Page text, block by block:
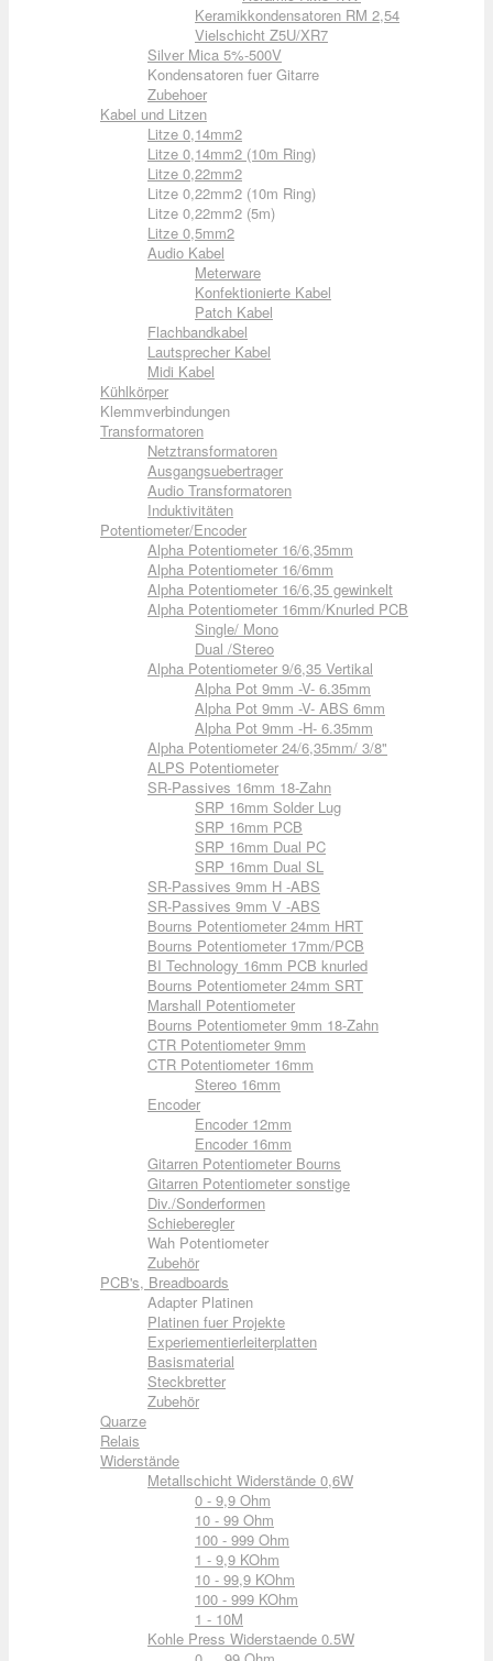
Keramikkondensatoren RM 2,54
Vielschicht Z5U/XR7
Silver Mica 5%-500V
Kondensatoren fuer Gitarre
Zubehoer
Kabel und Litzen
Litze 0,14mm2
Litze 0,14mm2 (10m Ring)
Litze 0,22mm2
Litze 0,22mm2 (10m Ring)
Litze 0,22mm2 (5m)
Litze 0,5mm2
Audio Kabel
Meterware
Konfektionierte Kabel
Patch Kabel
Flachbandkabel
Lautsprecher Kabel
Midi Kabel
Kühlkörper
Klemmverbindungen
Transformatoren
Netztransformatoren
Ausgangsuebertrager
Audio Transformatoren
Induktivitäten
Potentiometer/Encoder
Alpha Potentiometer 16/6,35mm
Alpha Potentiometer 16/6mm
Alpha Potentiometer 16/6,35 gewinkelt
Alpha Potentiometer 16mm/Knurled PCB
Single/ Mono
Dual /Stereo
Alpha Potentiometer 9/6,35 Vertikal
Alpha Pot 9mm -V- 6.35mm
Alpha Pot 9mm -V- ABS 6mm
Alpha Pot 9mm -H- 6.35mm
Alpha Potentiometer 24/6,35mm/ 3/8"
ALPS Potentiometer
SR-Passives 16mm 18-Zahn
SRP 16mm Solder Lug
SRP 16mm PCB
SRP 16mm Dual PC
SRP 16mm Dual SL
SR-Passives 9mm H -ABS
SR-Passives 9mm V -ABS
Bourns Potentiometer 24mm HRT
Bourns Potentiometer 17mm/PCB
BI Technology 16mm PCB knurled
Bourns Potentiometer 24mm SRT
Marshall Potentiometer
Bourns Potentiometer 9mm 18-Zahn
CTR Potentiometer 9mm
CTR Potentiometer 16mm
Stereo 16mm
Encoder
Encoder 12mm
Encoder 16mm
Gitarren Potentiometer Bourns
Gitarren Potentiometer sonstige
Div./Sonderformen
Schieberegler
Wah Potentiometer
Zubehör
PCB's, Breadboards
Adapter Platinen
Platinen fuer Projekte
Experiementierleiterplatten
Basismaterial
Steckbretter
Zubehör
Quarze
Relais
Widerstände
Metallschicht Widerstände 0,6W
0 - 9,9 Ohm
10 - 99 Ohm
100 - 999 Ohm
1 - 9,9 KOhm
10 - 99,9 KOhm
100 - 999 KOhm
1 - 10M
Kohle Press Widerstaende 0.5W